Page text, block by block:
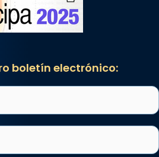
boletín electrónico: